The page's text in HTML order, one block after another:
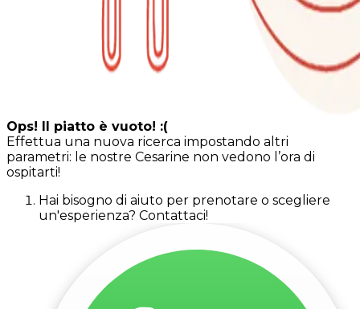
Ops! Il piatto è vuoto! :(
Effettua una nuova ricerca impostando altri
parametri: le nostre Cesarine non vedono l’ora di
ospitarti!
Hai bisogno di aiuto per prenotare o scegliere
un'esperienza? Contattaci!